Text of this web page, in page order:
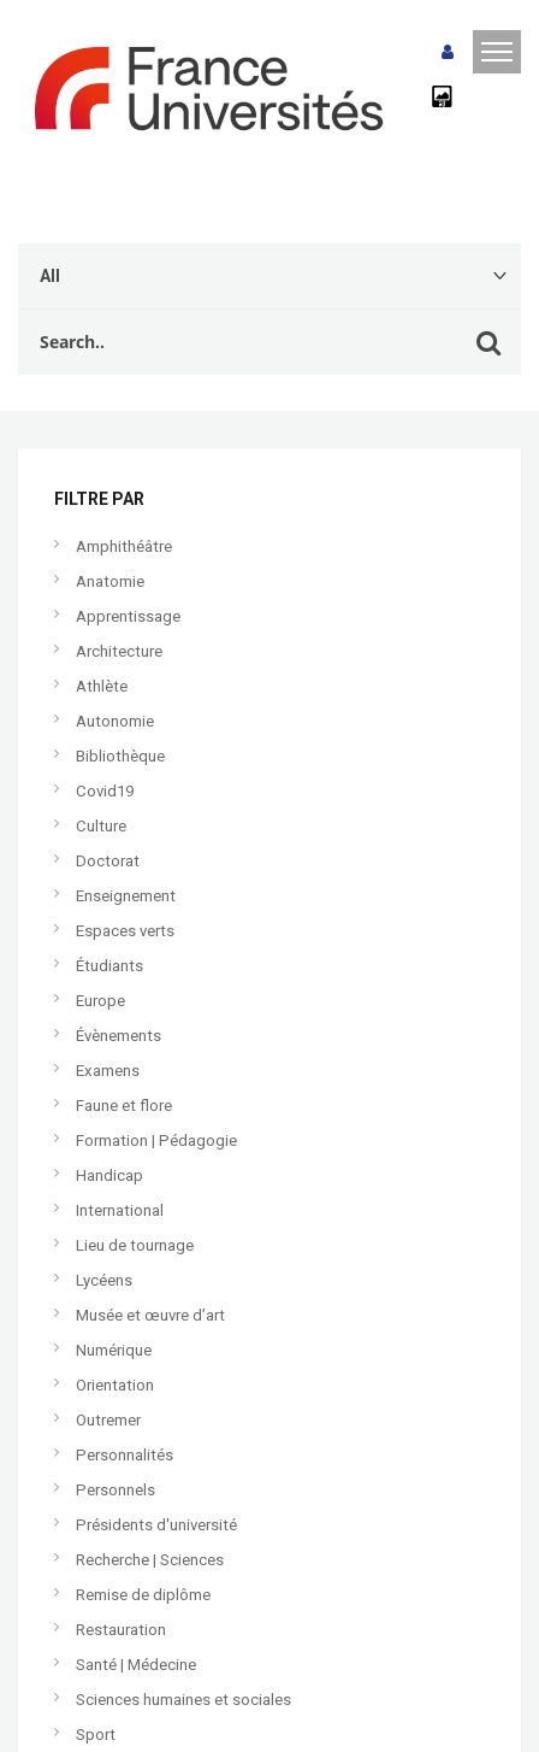
FILTRE PAR
Amphithéâtre
Anatomie
Apprentissage
Architecture
Athlète
Autonomie
Bibliothèque
Covid19
Culture
Doctorat
Enseignement
Espaces verts
Étudiants
Europe
Évènements
Examens
Faune et flore
Formation | Pédagogie
Handicap
International
Lieu de tournage
Lycéens
Musée et œuvre d’art
Numérique
Orientation
Outremer
Personnalités
Personnels
Présidents d'université
Recherche | Sciences
Remise de diplôme
Restauration
Santé | Médecine
Sciences humaines et sociales
Sport